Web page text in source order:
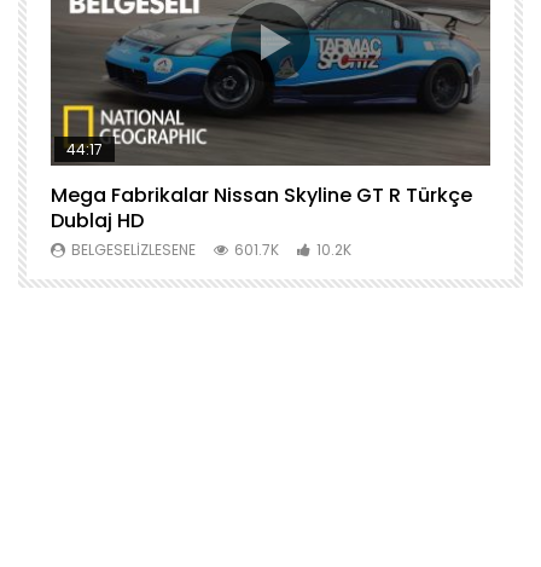
44:17
Mega Fabrikalar Nissan Skyline GT R Türkçe
Dublaj HD
BELGESELIZLESENE 601.7K 10.2K